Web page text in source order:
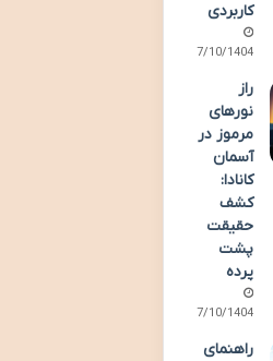
کاربردی
07/10/1404
راز
نورهای
مرموز در
آسمان
کانادا:
کشف
حقیقت
پشت
پرده
07/10/1404
راهنمای